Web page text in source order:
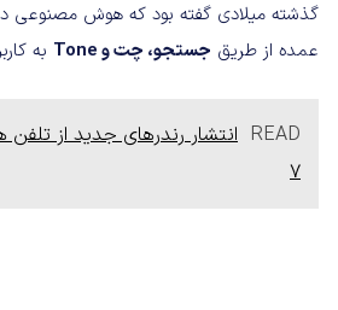
گذشته میلادی گفته بود که هوش مصنوعی
عمده از طریق جستجو، چت و Tone به
READ انتشار رندرهای جدید از
7